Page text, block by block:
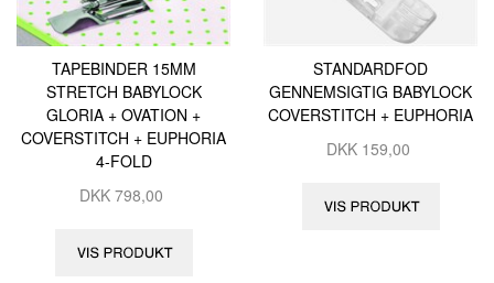
TAPEBINDER 15MM
STRETCH BABYLOCK
GLORIA + OVATION +
COVERSTITCH + EUPHORIA
4-FOLD
DKK 798,00
STANDARDFOD
GENNEMSIGTIG BABYLOCK
COVERSTITCH + EUPHORIA
DKK 159,00